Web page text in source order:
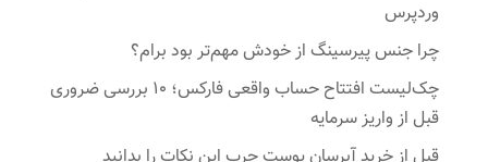
وردپرس
چرا جنس پیرسینگ از خودش مهم‌تر بود برام؟
چک‌لیست افتتاح حساب واقعی فارکس؛ ۱۰ بررسی ضروری
قبل از واریز سرمایه